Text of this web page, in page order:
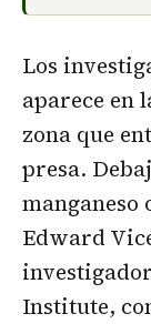
Los
aparece en
zona que
presa.
manganeso
Edward
Institute,